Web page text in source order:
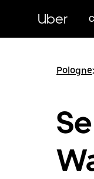
principal
Uber
Pologne